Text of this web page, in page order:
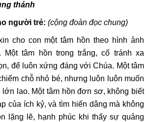
thánh
người trẻ: (cộng đoàn đọc chung)
cho con một tâm hồn theo hình ảnh
Một tâm hồn trong trắng, cố tránh xa
để luôn xứng đáng với Chúa. Một tâm
chỗ nhỏ bé, nhưng luôn luôn muốn
lớn lao. Một tâm hồn đơn sơ, không biết
của ích kỷ, và tìm hiến dâng mà không
lặng lẽ, hạnh phúc khi thấy sự quảng